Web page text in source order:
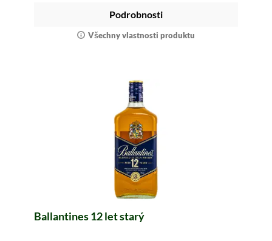
Podrobnosti
Všechny vlastnosti produktu
Ballantines 12 let starý